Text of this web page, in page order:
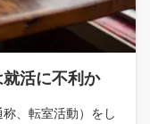
活に不利か
、転室活動）をし